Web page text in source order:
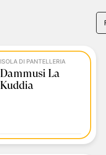
ISOLA DI PANTELLERIA
Dammusi La
Kuddia